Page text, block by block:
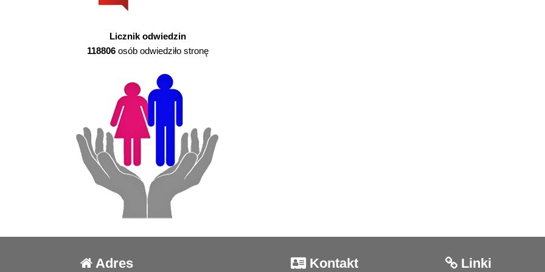
Licznik odwiedzin
118806osób odwiedziło stronę
Adres Kontakt Linki